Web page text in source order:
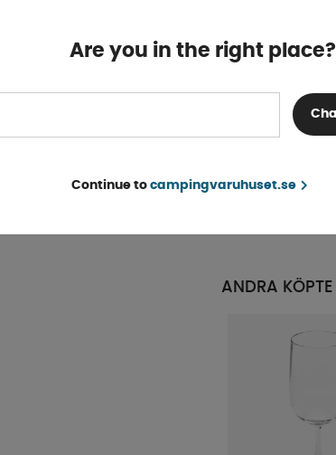
Finns i lager
ANDRA KÖPTE
Are you in the right place?
Continue to campingvaruhuset.se